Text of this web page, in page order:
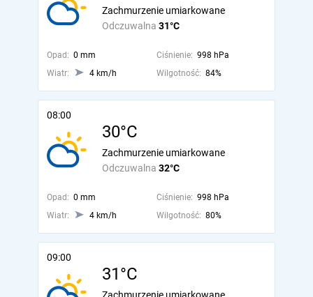
Odczuwalna 31°C
Zachmurzenie umiarkowane
Opad: 0 mm Ciśnienie: 998 hPa
Wiatr:
4 km/h Wilgotność: 84%
08:00
30°C
Odczuwalna 32°C
Zachmurzenie umiarkowane
Opad: 0 mm Ciśnienie: 998 hPa
Wiatr:
4 km/h Wilgotność: 80%
09:00
31°C